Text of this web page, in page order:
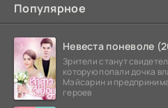
Популярное
Невеста поневоле
Зрители станут
которую попали дочка
Мэйсарин и
героев